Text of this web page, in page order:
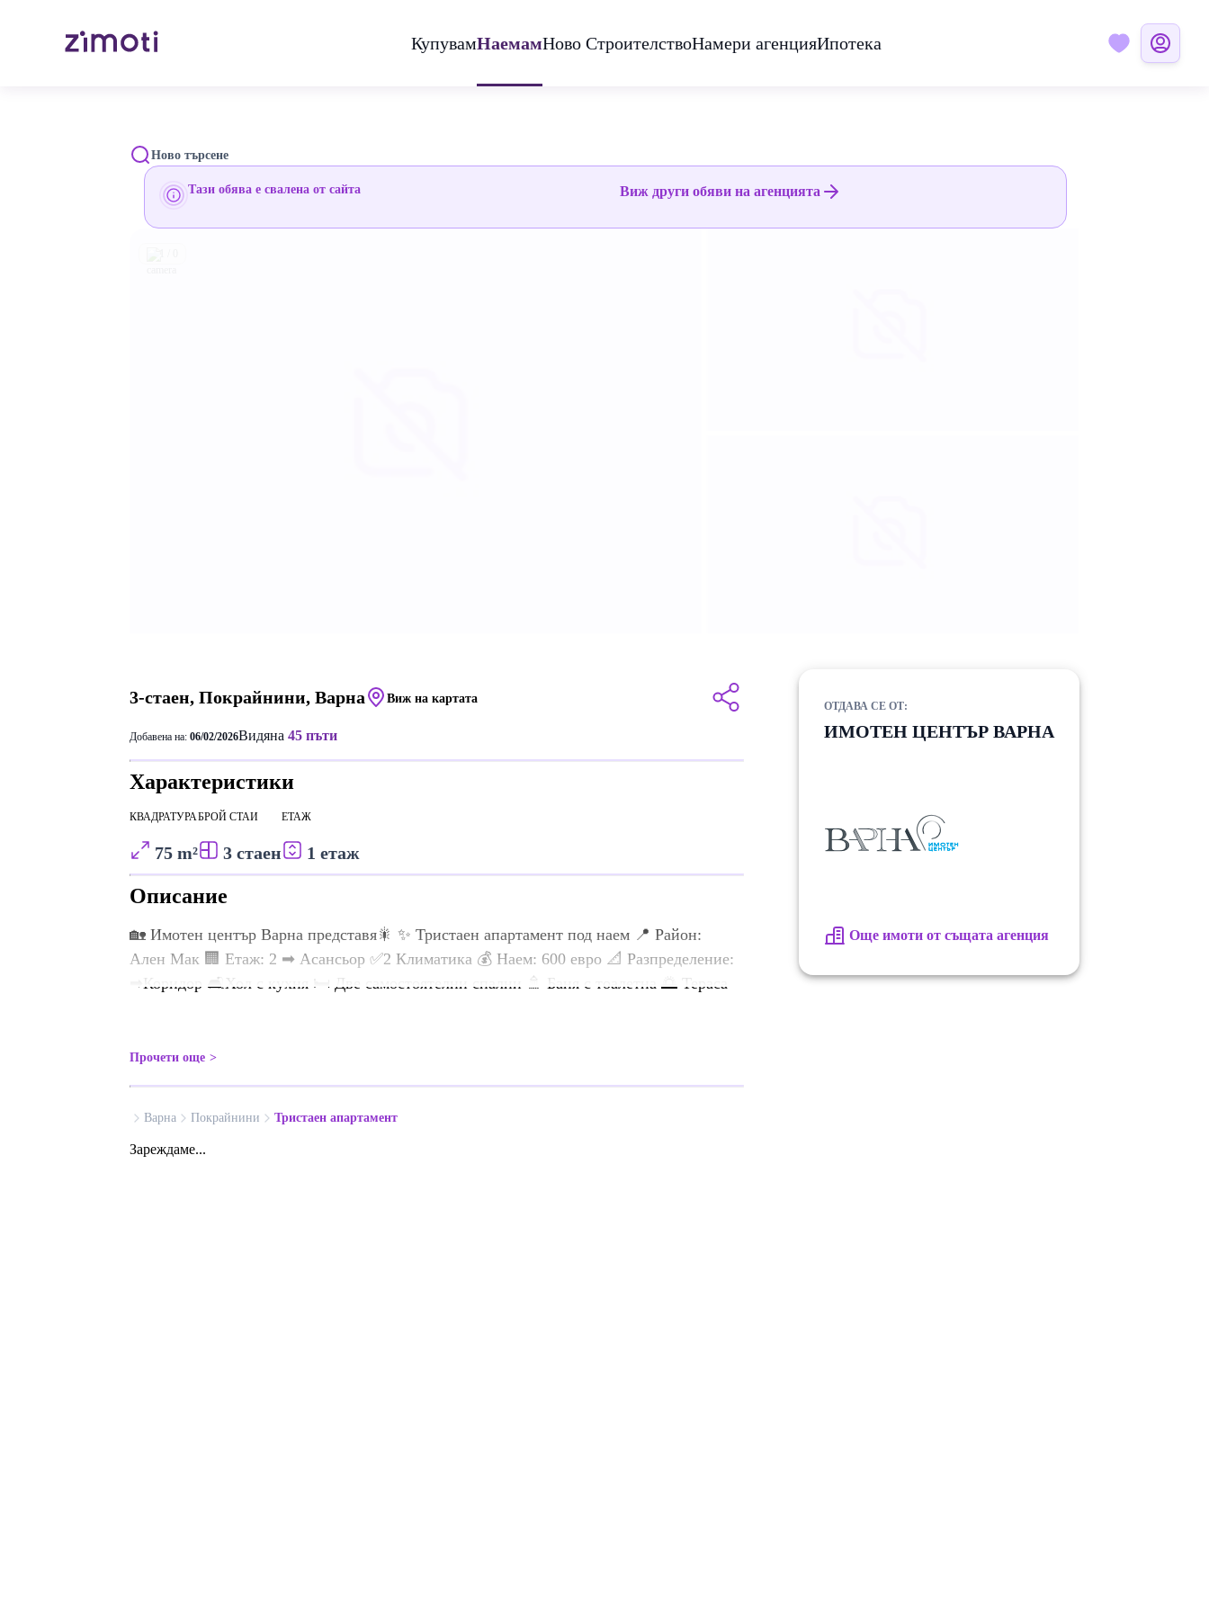
КупувамНаемамНово СтроителствоНамери агенцияИпотека
Ново търсене
Тази обява е свалена от сайта Виж други обяви на агенцията
3-стаен, Покрайнини, Варна Виж на картата
Добавена на: 06/02/2026Видяна 45 пъти
Характеристики
КВАДРАТУРА
75 m²
БРОЙ СТАИ
3 стаен
ЕТАЖ
1 етаж
Описание
🏡 Имотен център Варна представя🎇 ✨ Тристаен апартамент под наем 📍 Район:
Ален Мак 🏢 Етаж: 2 ➡ Асансьор ✅2 Климатика 💰 Наем: 600 евро 📐 Разпределение:
➡Коридор 🛋️Хол с кухня 🛏️ Две самостоятелни спални 🚿 Баня с тоалетна 🌅 Тераса
Прочети още
ОТДАВА СЕ ОТ:
ИМОТЕН ЦЕНТЪР ВАРНА
Още имоти от същата агенция
Варна Покрайнини Тристаен апартамент
Зареждаме...